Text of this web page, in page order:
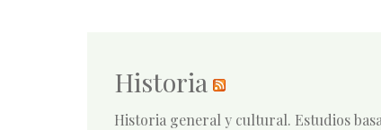
Historia
Historia general y cultural. Estudios